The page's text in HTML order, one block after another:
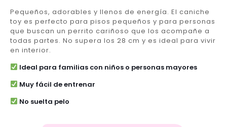
Pequeños, adorables y llenos de energía. El caniche
toy es perfecto para pisos pequeños y para personas
que buscan un perrito cariñoso que los acompañe a
todas partes. No supera los 28 cm y es ideal para vivir
en interior.
Ideal para familias con niños o personas mayores
Muy fácil de entrenar
No suelta pelo